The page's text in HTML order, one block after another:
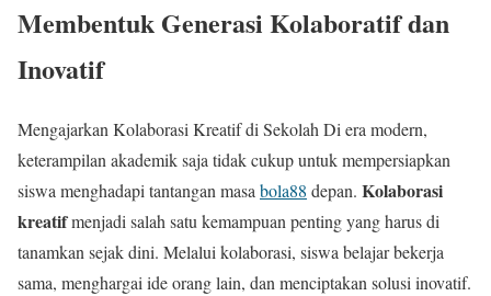
Membentuk Generasi Kolaboratif dan
Inovatif
Mengajarkan Kolaborasi Kreatif di Sekolah Di era modern,
keterampilan akademik saja tidak cukup untuk mempersiapkan
siswa menghadapi tantangan masabola88 depan. Kolaborasi
kreatifmenjadi salah satu kemampuan penting yang harus di
tanamkan sejak dini. Melalui kolaborasi, siswa belajar bekerja
sama, menghargai ide orang lain, dan menciptakan solusi inovatif.